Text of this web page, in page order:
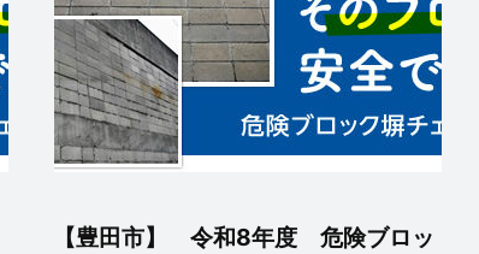
【豊田市】 令和8年度 危険ブロッ